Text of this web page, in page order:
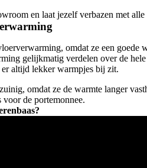
en laat jezelf verbazen met
omdat ze een goede
gelijkmatig verdelen over de
altijd lekker warmpjes bij zit.
omdat ze de warmte langer
de portemonnee.